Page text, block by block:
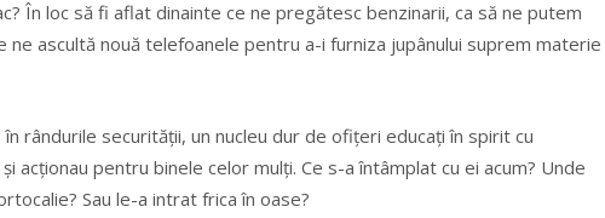
În loc să fi aflat dinainte ce ne pregătesc benzinarii, ca să ne putem
ascultă nouă telefoanele pentru a-i furniza jupânului suprem materie
rândurile securității, un nucleu dur de ofițeri educați în spirit cu
acționau pentru binele celor mulți. Ce s-a întâmplat cu ei acum? Unde
Sau le-a intrat frica în oase?